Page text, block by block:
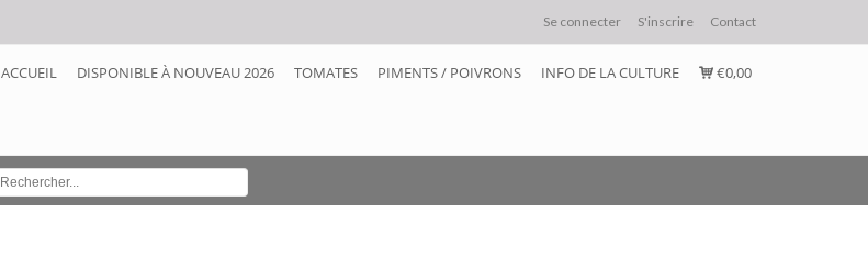
Se connecter S'inscrire Contact
ACCUEIL DISPONIBLE À NOUVEAU 2026 TOMATES PIMENTS / POIVRONS INFO DE LA CULTURE €0,00